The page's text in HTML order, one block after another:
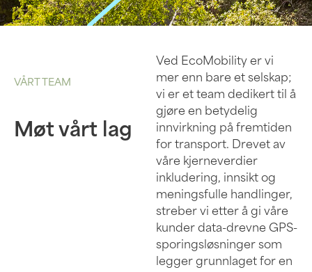
VÅRT TEAM
Møt vårt lag
Ved EcoMobility er vi
mer enn bare et selskap;
vi er et team dedikert til å
gjøre en betydelig
innvirkning på fremtiden
for transport. Drevet av
våre kjerneverdier
inkludering, innsikt og
meningsfulle handlinger,
streber vi etter å gi våre
kunder data-drevne GPS-
sporingsløsninger som
legger grunnlaget for en